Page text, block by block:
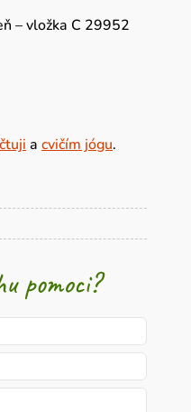
– vložka C 29952
a cvičím jógu.
pomoci?